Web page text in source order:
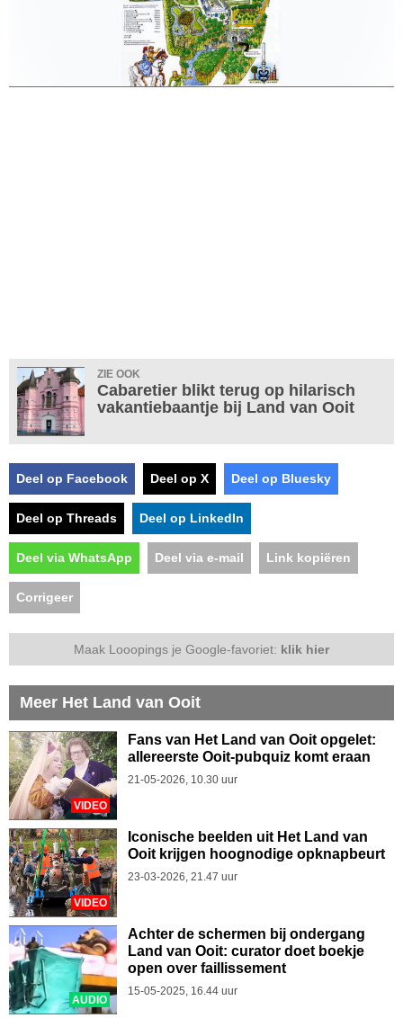
ZIE OOK
Cabaretier blikt terug op hilarisch
vakantiebaantje bij Land van Ooit
Deel op Facebook Deel op X Deel op Bluesky
Deel op Threads Deel op LinkedIn
Deel via WhatsApp Deel via e-mail Link kopiëren
Corrigeer
Maak Looopings je Google-favoriet: klik hier
Meer Het Land van Ooit
VIDEO
Fans van Het Land van Ooit opgelet:
allereerste Ooit-pubquiz komt eraan
21-05-2026, 10.30 uur
VIDEO
Iconische beelden uit Het Land van
Ooit krijgen hoognodige opknapbeurt
23-03-2026, 21.47 uur
AUDIO
Achter de schermen bij ondergang
Land van Ooit: curator doet boekje
open over faillissement
15-05-2025, 16.44 uur